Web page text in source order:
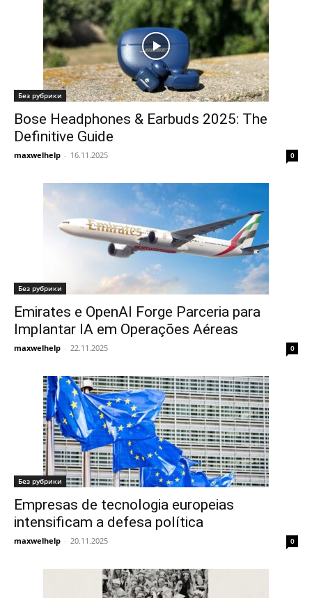
Без рубрики
Bose Headphones & Earbuds 2025: The
Definitive Guide
maxwelhelp - 16.11.2025 0
Без рубрики
Emirates e OpenAI Forge Parceria para
Implantar IA em Operações Aéreas
maxwelhelp - 22.11.2025 0
Без рубрики
Empresas de tecnologia europeias
intensificam a defesa política
maxwelhelp - 20.11.2025 0